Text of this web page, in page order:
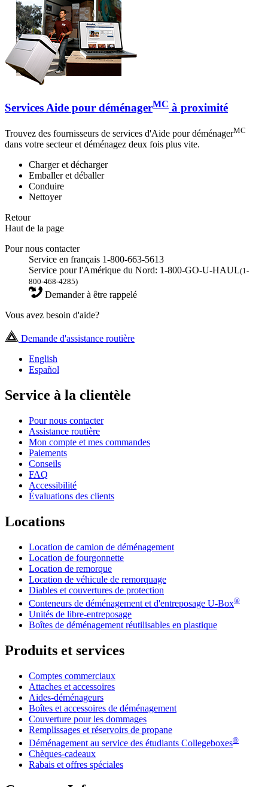
Services Aide pour déménagerMC à proximité
Trouvez des fournisseurs de services d'Aide pour déménagerMC
dans votre secteur et déménagez deux fois plus vite.
Charger et décharger
Emballer et déballer
Conduire
Nettoyer
Retour
Haut de la page
Pour nous contacter
Service en français 1-800-663-5613
Service pour l'Amérique du Nord: 1-800-GO-U-HAUL(1-
800-468-4285)
Demander à être rappelé
Vous avez besoin d'aide?
Demande d'assistance routière
English
Español
Service à la clientèle
Pour nous contacter
Assistance routière
Mon compte et mes commandes
Paiements
Conseils
FAQ
Accessibilité
Évaluations des clients
Locations
Location de camion de déménagement
Location de fourgonnette
Location de remorque
Location de véhicule de remorquage
Diables et couvertures de protection
Conteneurs de déménagement et d'entreposage U-Box®
Unités de libre-entreposage
Boîtes de déménagement réutilisables en plastique
Produits et services
Comptes commerciaux
Attaches et accessoires
Aides-déménageurs
Boîtes et accessoires de déménagement
Couverture pour les dommages
Remplissages et réservoirs de propane
Déménagement au service des étudiants Collegeboxes®
Chèques-cadeaux
Rabais et offres spéciales